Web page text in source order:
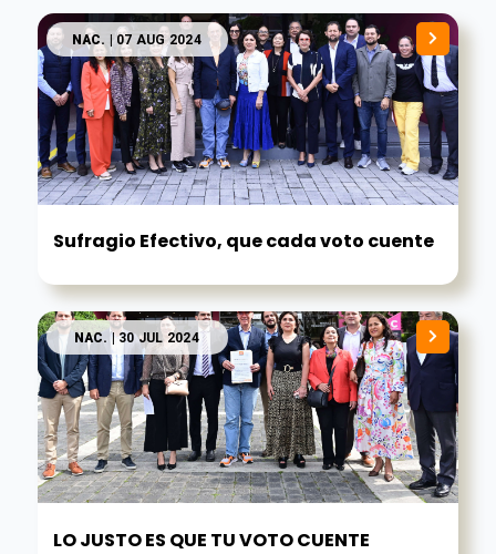
NAC. | 07 AUG 2024
Sufragio Efectivo, que cada voto cuente
NAC. | 30 JUL 2024
LO JUSTO ES QUE TU VOTO CUENTE